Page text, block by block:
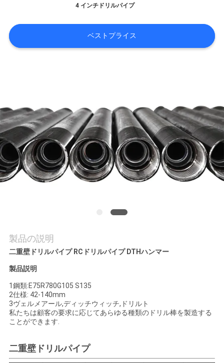
工
ア
ー
品
質
連
絡
く
だ
い
4 インチドリルパイプ
ベストプライス
製品の説明
二重壁ドリルパイプ RCドリルパイプ DTHハンマー
製品説明
1鋼類:E75R780G105 S135
2仕様: 42-140mm
3ヴェルメアール,ディッチウィッチ,ドリルト
私たちは顧客の要求に応じてあらゆる種類のドリル棒を製造する
ことができます.
二重壁ドリルパイプ